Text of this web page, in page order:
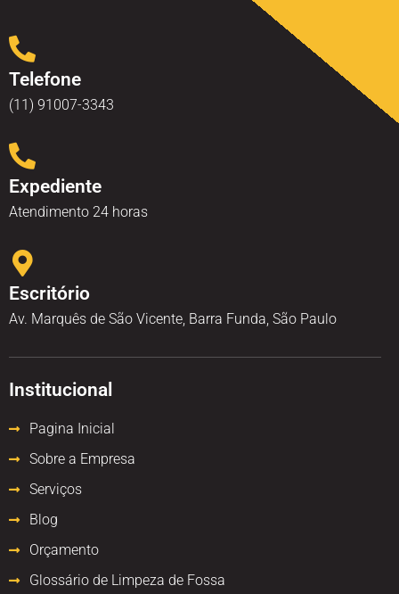
Telefone
(11) 91007-3343
Expediente
Atendimento 24 horas
Escritório
Av. Marquês de São Vicente, Barra Funda, São Paulo
Institucional
Pagina Inicial
Sobre a Empresa
Serviços
Blog
Orçamento
Glossário de Limpeza de Fossa